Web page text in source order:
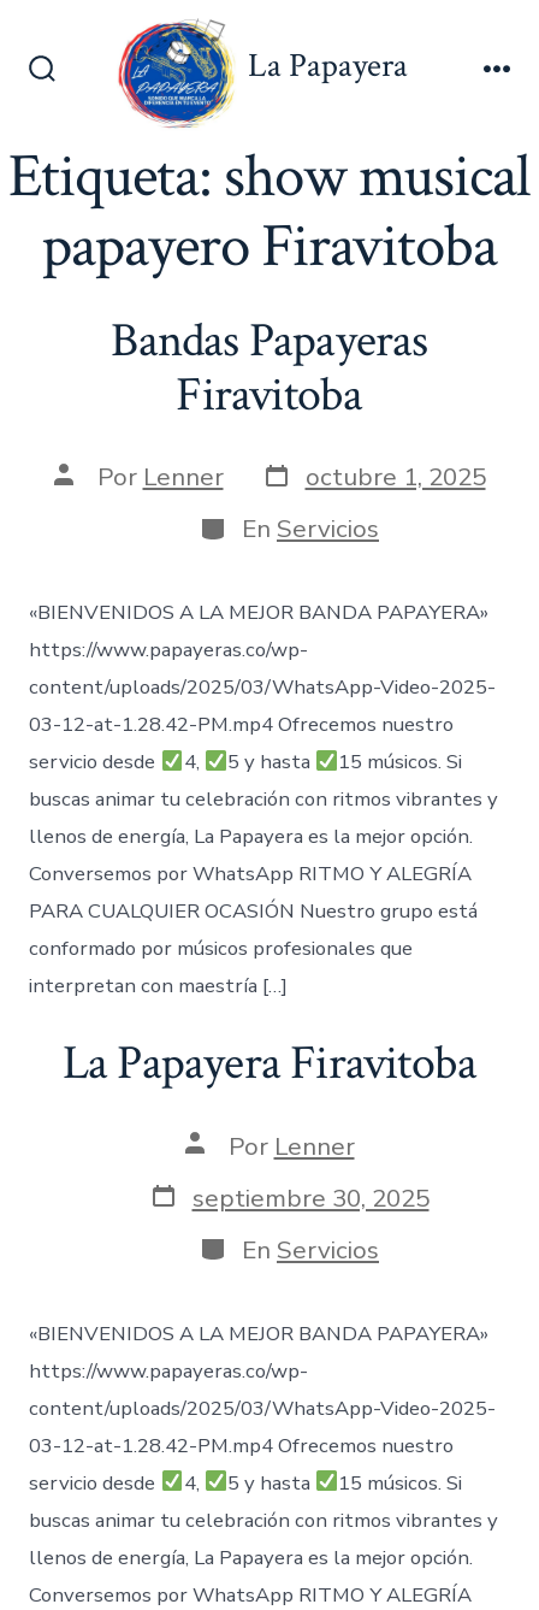
Alternar
La Papayera
Etiqueta: show musical
papayero Firavitoba
Bandas Papayeras
Firavitoba
AutorPor Lenner Fecha
de
publicación
octubre 1, 2025
Categorías
En Servicios
«BIENVENIDOS A LA MEJOR BANDA PAPAYERA»
https://www.papayeras.co/wp-
content/uploads/2025/03/WhatsApp-Video-2025-
03-12-at-1.28.42-PM.mp4 Ofrecemos nuestro
servicio desde
4, 5 y hasta
15 músicos. Si
buscas animar tu celebración con ritmos vibrantes y
llenos de energía, La Papayera es la mejor opción.
Conversemos por WhatsApp RITMO Y ALEGRÍA
PARA CUALQUIER OCASIÓN Nuestro grupo está
conformado por músicos profesionales que
interpretan con maestría […]
La Papayera Firavitoba
Autor
la
entrada
Por Lenner
Fecha
de
publicación
septiembre 30, 2025
Categorías
En Servicios
«BIENVENIDOS A LA MEJOR BANDA PAPAYERA»
https://www.papayeras.co/wp-
content/uploads/2025/03/WhatsApp-Video-2025-
03-12-at-1.28.42-PM.mp4 Ofrecemos nuestro
servicio desde
4, 5 y hasta
15 músicos. Si
buscas animar tu celebración con ritmos vibrantes y
llenos de energía, La Papayera es la mejor opción.
Conversemos por WhatsApp RITMO Y ALEGRÍA